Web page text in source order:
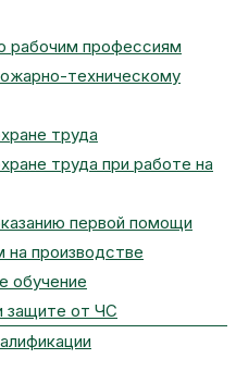
рабочим профессиям
техническому
труда
труда при работе на
первой помощи
производстве
обучение
защите от ЧС